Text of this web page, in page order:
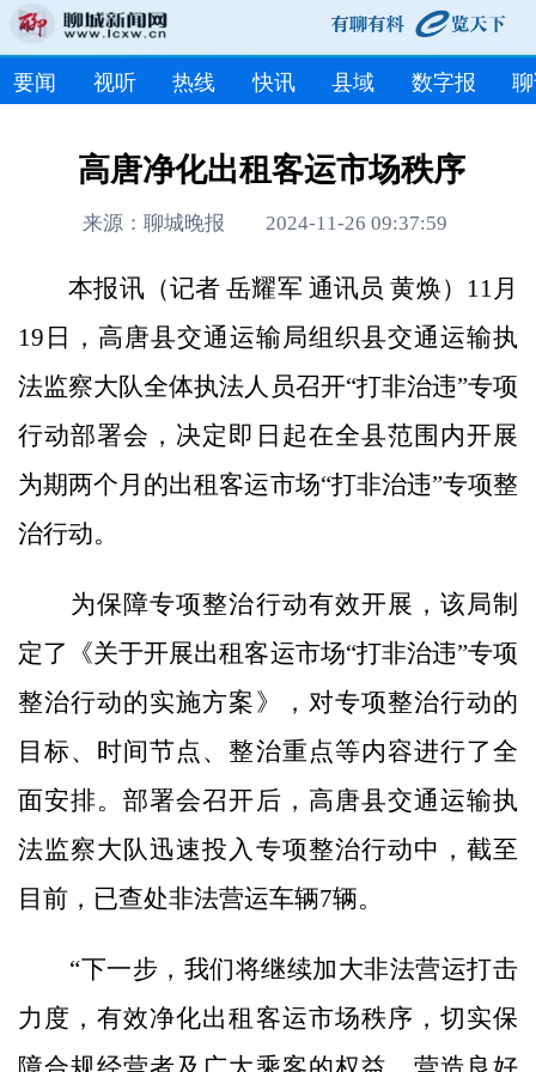
要闻 视听 热线 快讯 县域 数字报
高唐净化出租客运市场秩序
来源：聊城晚报 2024-11-26 09:37:59
本报讯（记者 岳耀军 通讯员 黄焕）11月
19日，高唐县交通运输局组织县交通运输执
法监察大队全体执法人员召开“打非治违”专项
行动部署会，决定即日起在全县范围内开展
为期两个月的出租客运市场“打非治违”专项整
治行动。
为保障专项整治行动有效开展，该局制
定了《关于开展出租客运市场“打非治违”专项
整治行动的实施方案》，对专项整治行动的
目标、时间节点、整治重点等内容进行了全
面安排。部署会召开后，高唐县交通运输执
法监察大队迅速投入专项整治行动中，截至
目前，已查处非法营运车辆7辆。
“下一步，我们将继续加大非法营运打击
力度，有效净化出租客运市场秩序，切实保